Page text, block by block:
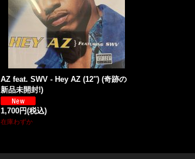
AZ feat. SWV - Hey AZ (12'') (奇跡の
新品未開封!)
1,700円(税込)
在庫わずか